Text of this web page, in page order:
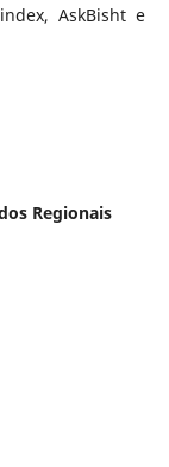
AskBisht e
Regionais